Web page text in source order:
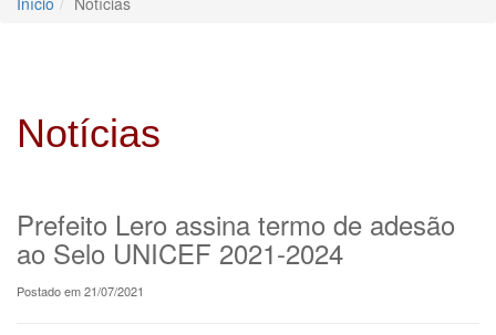
Notícias
Prefeito Lero assina termo de adesão
ao Selo UNICEF 2021-2024
Postado em 21/07/2021